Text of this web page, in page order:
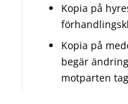
Kopia på
Kopia på
begär
motparten